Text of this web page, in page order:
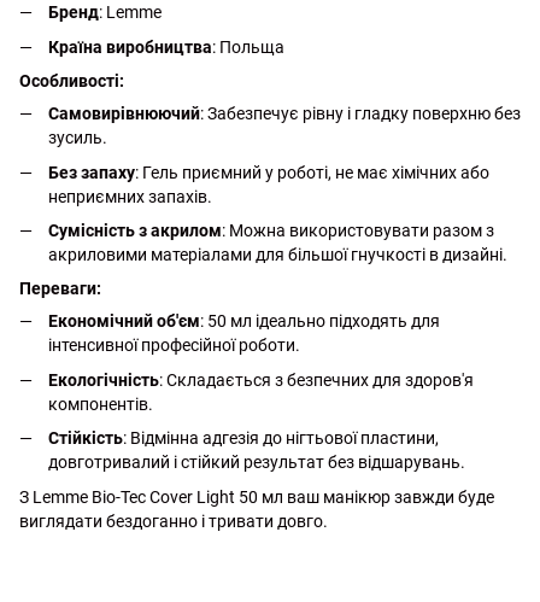
Бренд: Lemme
Країна виробництва: Польща
Особливості:
Самовирівнюючий: Забезпечує рівну і гладку поверхню без
зусиль.
Без запаху: Гель приємний у роботі, не має хімічних або
неприємних запахів.
Сумісність з акрилом: Можна використовувати разом з
акриловими матеріалами для більшої гнучкості в дизайні.
Переваги:
Економічний об'єм: 50 мл ідеально підходять для
інтенсивної професійної роботи.
Екологічність: Складається з безпечних для здоров'я
компонентів.
Стійкість: Відмінна адгезія до нігтьової пластини,
довготривалий і стійкий результат без відшарувань.
З Lemme Bio-Tec Cover Light 50 мл ваш манікюр завжди буде
виглядати бездоганно і тривати довго.